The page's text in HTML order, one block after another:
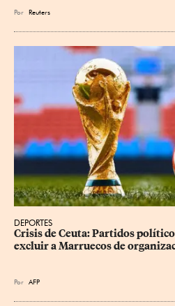
Por Reuters
DEPORTES
Crisis de Ceuta: Partidos
excluir a Marruecos de
Por AFP